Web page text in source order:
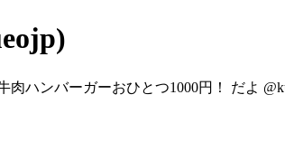
ハンバーガーおひとつ1000円！ だよ